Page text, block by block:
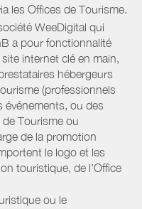
les Offices de Tourisme.
WeeDigital qui
a pour fonctionnalité
internet clé en main,
hébergeurs
(professionnels
événements, ou des
de Tourisme ou
de la promotion
le logo et les
touristique, de l’Office
ou le